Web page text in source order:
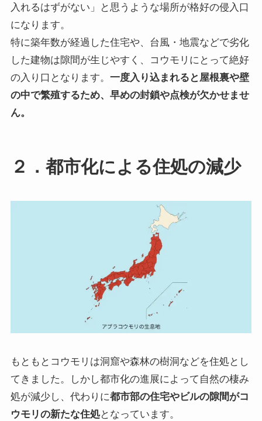
入れるはずがない」と思うような場所が格好の侵入口
になります。
特に築年数が経過した住宅や、台風・地震などで劣化
した建物は隙間が生じやすく、コウモリにとって絶好
の入り口となります。 一度入り込まれると屋根裏や壁
の中で繁殖するため、早めの封鎖や点検が欠かせませ
ん。
２．都市化による住処の減少
もともとコウモリは洞窟や森林の樹洞などを住処とし
てきました。しかし都市化の進展によって自然の棲み
処が減少し、代わりに都市部の住宅やビルの隙間がコ
ウモリの新たな住処となっています。